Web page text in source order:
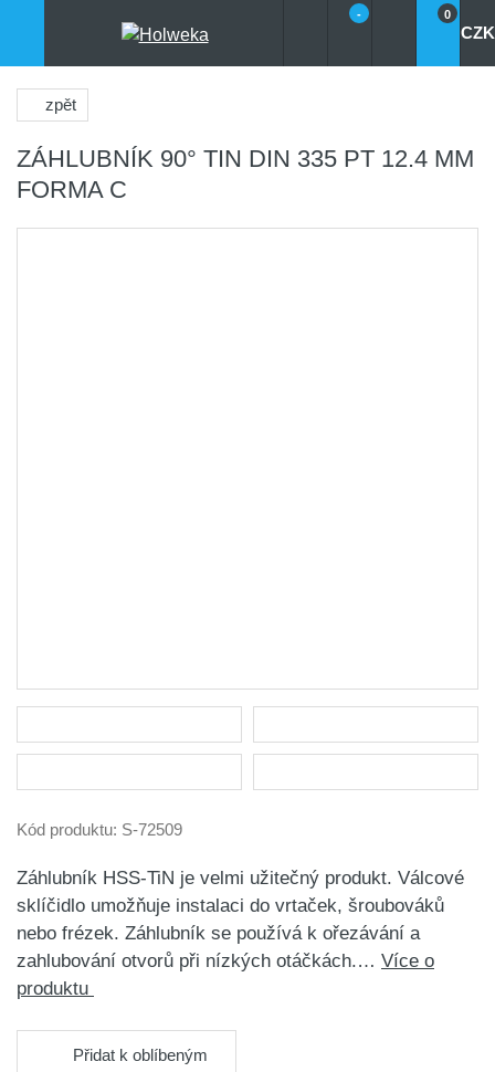
- 0
CZK
zpět
ZÁHLUBNÍK 90° TIN DIN 335 PT 12.4 MM
FORMA C
Kód produktu: S-72509
Záhlubník HSS-TiN je velmi užitečný produkt. Válcové
sklíčidlo umožňuje instalaci do vrtaček, šroubováků
nebo frézek. Záhlubník se používá k ořezávání a
zahlubování otvorů při nízkých otáčkách.… Více o
produktu
Přidat k oblíbeným